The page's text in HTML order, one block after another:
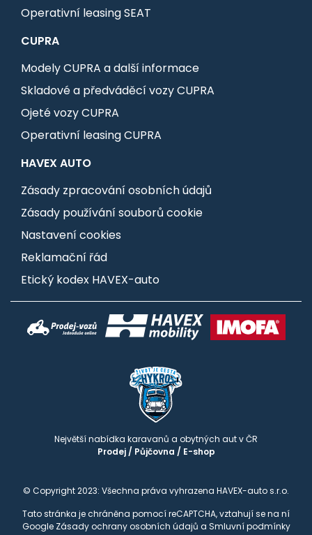
Operativní leasing SEAT
CUPRA
Modely CUPRA a další informace
Skladové a předváděcí vozy CUPRA
Ojeté vozy CUPRA
Operativní leasing CUPRA
HAVEX AUTO
Zásady zpracování osobních údajů
Zásady používání souborů cookie
Nastavení cookies
Reklamační řád
Etický kodex HAVEX-auto
Největší nabídka karavanů a obytných aut v ČR
Prodej/ Půjčovna / E-shop
© Copyright 2023: Všechna práva vyhrazena HAVEX-auto s.r.o.
Tato stránka je chráněna pomocí reCAPTCHA, vztahují se na ní
Google Zásady ochrany osobních údajů a Smluvní podmínky